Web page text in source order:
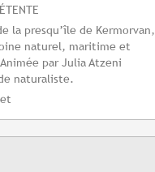
la presqu’île de Kermorvan,
naturel, maritime et
par Julia Atzeni
naturaliste.